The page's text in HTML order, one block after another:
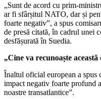
„Sunt de acord cu prim-
ar fi sfârșitul NATO, dar și
foarte negativ”, a spus
de presă citată, în cadrul unei
desfășurată în Suedia.
„Cine va recunoaște această
Înaltul oficial european a spus
impact negativ foarte profund
noastre transatlantice”.